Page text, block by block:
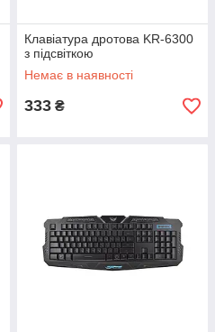
Клавіатура дротова KR-6300
з підсвіткою
Немає в наявності
333 ₴